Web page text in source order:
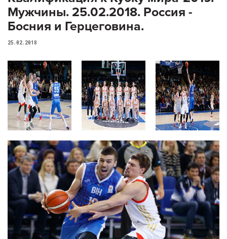
Мужчины. 25.02.2018. Россия -
Босния и Герцеговина.
25.02.2018